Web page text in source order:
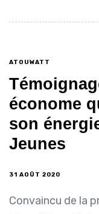
ATOUWATT
économe
son
Jeunes
31 AOÛT 2020
Convaincu de la